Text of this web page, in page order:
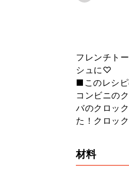
フレンチト
シュに♡
■このレシ
コンビニの
バのクロッ
た！クロッ
材料